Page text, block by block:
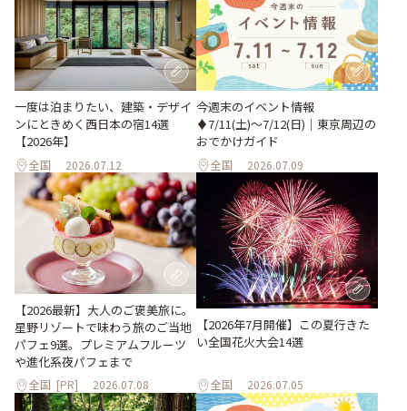
一度は泊まりたい、建築・デザイ
ンにときめく西日本の宿14選
【2026年】
全国 2026.07.12
今週末のイベント情報
♦︎7/11(土)〜7/12(日)｜東京周辺の
おでかけガイド
全国 2026.07.09
【2026最新】大人のご褒美旅に。
星野リゾートで味わう旅のご当地
パフェ9選。プレミアムフルーツ
や進化系夜パフェまで
全国 [PR] 2026.07.08
【2026年7月開催】この夏行きた
い全国花火大会14選
全国 2026.07.05